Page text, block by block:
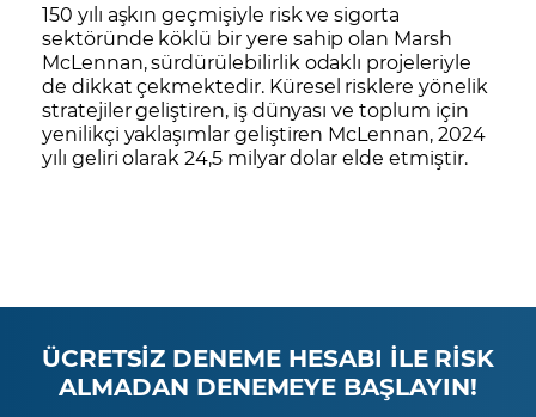
150 yılı aşkın geçmişiyle risk ve sigorta
sektöründe köklü bir yere sahip olan Marsh
McLennan, sürdürülebilirlik odaklı projeleriyle
de dikkat çekmektedir. Küresel risklere yönelik
stratejiler geliştiren, iş dünyası ve toplum için
yenilikçi yaklaşımlar geliştiren McLennan, 2024
yılı geliri olarak 24,5 milyar dolar elde etmiştir.
ÜCRETSİZ DENEME HESABI İLE RİSK
ALMADAN DENEMEYE BAŞLAYIN!